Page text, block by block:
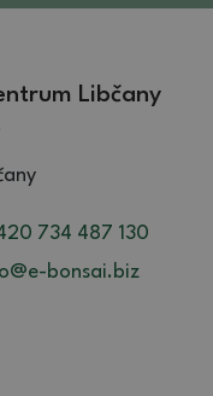
Libčany
734 487 130
bonsai.biz